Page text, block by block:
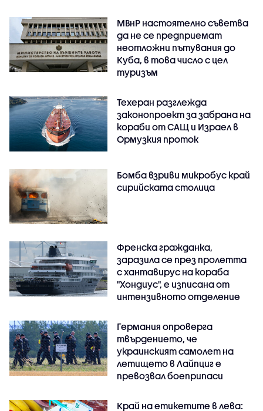
МВнР настоятелно съветва
да не се предприемат
неотложни пътувания до
Куба, в това число с цел
туризъм
Техеран разглежда
законопроект за забрана на
кораби от САЩ и Израел в
Ормузкия проток
Бомба взриви микробус край
сирийската столица
Френска гражданка,
заразила се през пролетта
с хантавирус на кораба
"Хондиус", е изписана от
интензивното отделение
Германия опроверга
твърдението, че
украинският самолет на
летището в Лайпциг е
превозвал боеприпаси
Край на етикетите в лева: